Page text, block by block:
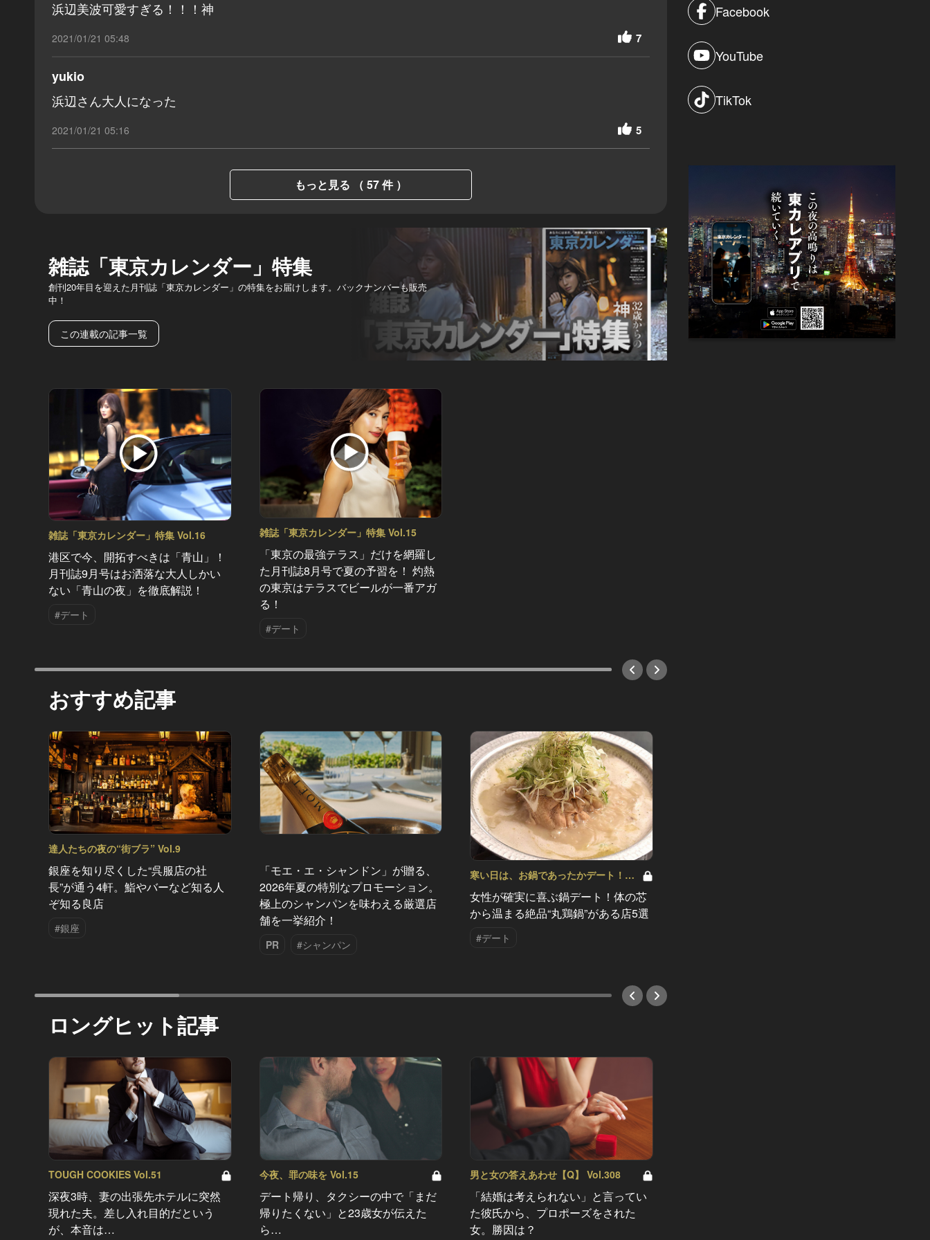
浜辺美波可愛すぎる！！！神
2021/01/21 05:48 7
yukio
浜辺さん大人になった
2021/01/21 05:16 5
もっと見る （ 57 件 ）
雑誌「東京カレンダー」特集
創刊20年目を迎えた月刊誌「東京カレンダー」の特集をお届けします。バックナンバーも販売
中！
この連載の記事一覧
雑誌「東京カレンダー」特集 Vol.16
港区で今、開拓すべきは「青山」！
月刊誌9月号はお洒落な大人しかい
ない「青山の夜」を徹底解説！
#デート
雑誌「東京カレンダー」特集 Vol.15
「東京の最強テラス」だけを網羅し
た月刊誌8月号で夏の予習を！ 灼熱
の東京はテラスでビールが一番アガ
る！
#デート
おすすめ記事
達人たちの夜の“街ブラ” Vol.9
銀座を知り尽くした“呉服店の社
長”が通う4軒。鮨やバーなど知る人
ぞ知る良店
#銀座
「モエ・エ・シャンドン」が贈る、
2026年夏の特別なプロモーション。
極上のシャンパンを味わえる厳選店
舗を一挙紹介！
PR #シャンパン
寒い日は、お鍋であったかデート！東
京の名店へ Vol.6
女性が確実に喜ぶ鍋デート！体の芯
から温まる絶品“丸鶏鍋”がある店5選
#デート
ロングヒット記事
TOUGH COOKIES Vol.51
深夜3時、妻の出張先ホテルに突然
現れた夫。差し入れ目的だという
が、本音は…
今夜、罪の味を Vol.15
デート帰り、タクシーの中で「まだ
帰りたくない」と23歳女が伝えた
ら…
男と女の答えあわせ【Q】 Vol.308
「結婚は考えられない」と言ってい
た彼氏から、プロポーズをされた
女。勝因は？
Facebook
YouTube
TikTok